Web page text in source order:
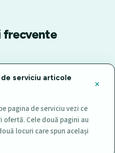
frecvente
serviciu articole
pagina de serviciu vezi ce
ofertă. Cele două pagini au
locuri care spun același